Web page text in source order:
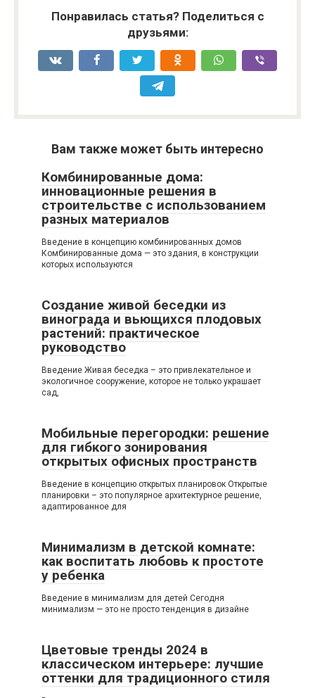
Понравилась статья? Поделиться с
друзьями:
Вам также может быть интересно
Комбинированные дома:
инновационные решения в
строительстве с использованием
разных материалов
Введение в концепцию комбинированных домов
Комбинированные дома — это здания, в конструкции
которых используются
Создание живой беседки из
винограда и вьющихся плодовых
растений: практическое
руководство
Введение Живая беседка – это привлекательное и
экологичное сооружение, которое не только украшает
сад,
Мобильные перегородки: решение
для гибкого зонирования
открытых офисных пространств
Введение в концепцию открытых планировок Открытые
планировки – это популярное архитектурное решение,
адаптированное для
Минимализм в детской комнате:
как воспитать любовь к простоте
у ребенка
Введение в минимализм для детей Сегодня
минимализм — это не просто тенденция в дизайне
Цветовые тренды 2024 в
классическом интерьере: лучшие
оттенки для традиционного стиля